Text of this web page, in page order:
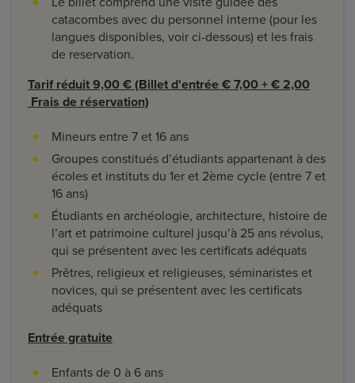
catacombes avec du personnel interne (pour les
langues disponibles, voir ci-dessous) et les frais
de reservation.
Tarif réduit 9,00 € (Billet d'entrée € 7,00 + € 2,00
Frais de réservation)
Mineurs entre 7 et 16 ans
Groupes constitués d’étudiants appartenant à des
écoles et instituts du 1er et 2ème cycle (entre 7 et
16 ans)
Étudiants en archéologie, architecture, histoire de
l’art et patrimoine culturel jusqu’à 25 ans révolus,
qui se présentent avec les certificats adéquats
Prêtres, religieux et religieuses, séminaristes et
novices, qui se présentent avec les certificats
adéquats
Entrée gratuite
Enfants de 0 à 6 ans